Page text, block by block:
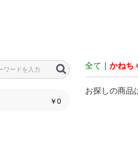
￥0
全て かねち
お探しの商品